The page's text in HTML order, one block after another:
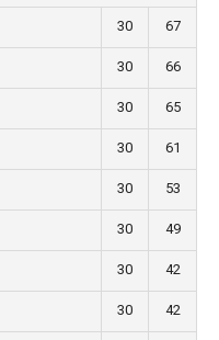
30 67
30 66
30 65
30 61
30 53
30 49
30 42
30 42